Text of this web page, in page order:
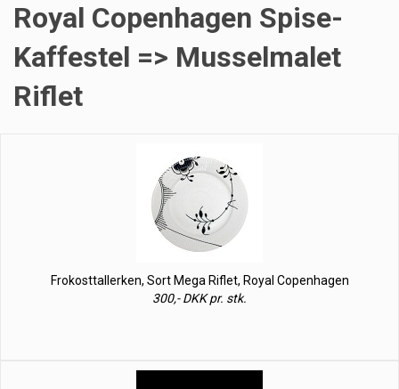
Royal Copenhagen Spise-
Kaffestel => Musselmalet
Riflet
Frokosttallerken, Sort Mega Riflet, Royal Copenhagen
300,- DKK pr. stk.